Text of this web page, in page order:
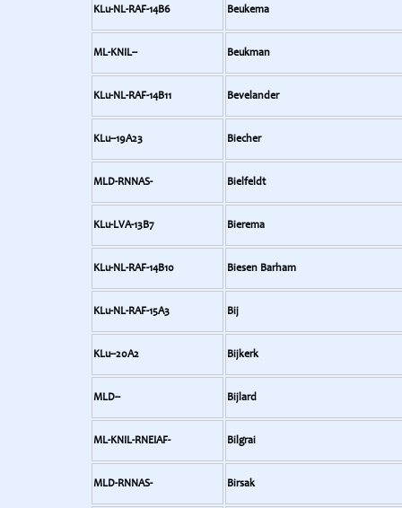
KLu-NL-RAF-14B6 Beukema
ML-KNIL-- Beukman
KLu-NL-RAF-14B11 Bevelander
KLu--19A23 Biecher
MLD-RNNAS- Bielfeldt
KLu-LVA-13B7 Bierema
KLu-NL-RAF-14B10 Biesen Barham
KLu-NL-RAF-15A3 Bij
KLu--20A2 Bijkerk
MLD-- Bijlard
ML-KNIL-RNEIAF- Bilgrai
MLD-RNNAS- Birsak